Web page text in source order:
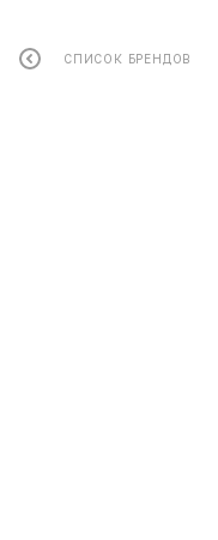
СПИСОК БРЕНДОВ